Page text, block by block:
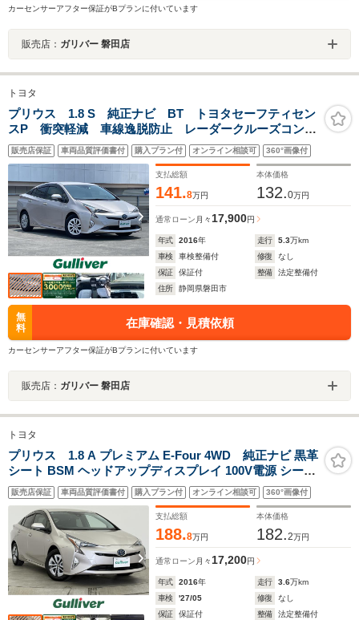
カーセンサーアフター保証がBプランに付いています
販売店： ガリバー 磐田店
トヨタ
プリウス 1.8 S 純正ナビ BT トヨタセーフティセン
スP 衝突軽減 車線逸脱防止 レーダークルーズコント
ロール オートハイビーム オートLED フォグ ス
テアリングリモコン バックカメラ 純正フロアマット
販売店保証 車両品質評価書付 購入プラン付 オンライン相談可 360°画像付
支払総額
141.8万円
本体価格
132.0万円
通常ローン 月々17,900円
年式 2016年 走行 5.3万km
車検
車検整備付 修復
なし
保証
保証付 整備
法定整備付
住所
静岡県磐田市
無
料
在庫確認・見積依頼
カーセンサーアフター保証がBプランに付いています
販売店： ガリバー 磐田店
トヨタ
プリウス 1.8 A プレミアム E-Four 4WD 純正ナビ 黒革
シート BSM ヘッドアップディスプレイ 100V電源 シート
ヒーター アドバンスドパーク 追従クルーズ クリアランス
ソナー ウインドシールドデアイサー バックモニター ETC
セーフティセンス 禁煙車
販売店保証 車両品質評価書付 購入プラン付 オンライン相談可 360°画像付
支払総額
188.8万円
本体価格
182.2万円
通常ローン 月々 17,200円
年式 2016年 走行 3.6万km
車検
'27/05 修復
なし
保証
保証付 整備
法定整備付